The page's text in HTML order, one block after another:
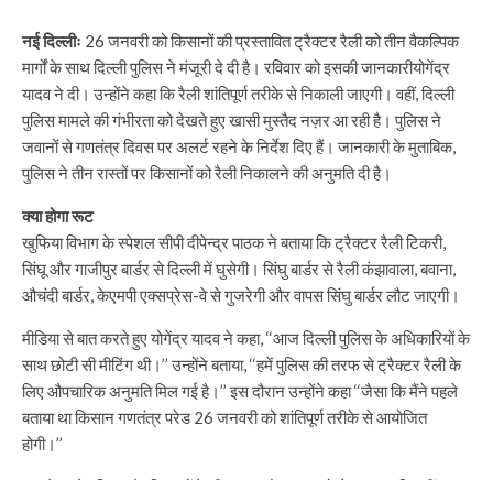
नई दिल्लीः 26 जनवरी को किसानों की प्रस्तावित ट्रैक्टर रैली को तीन वैकल्पिक
मार्गों के साथ दिल्ली पुलिस ने मंजूरी दे दी है। रविवार को इसकी जानकारीयोगेंद्र
यादव ने दी। उन्होंने कहा कि रैली शांतिपूर्ण तरीके से निकाली जाएगी। वहीं, दिल्ली
पुलिस मामले की गंभीरता को देखते हुए खासी मुस्तैद नज़र आ रही है। पुलिस ने
जवानों से गणतंत्र दिवस पर अलर्ट रहने के निर्देश दिए हैं। जानकारी के मुताबिक,
पुलिस ने तीन रास्तों पर किसानों को रैली निकालने की अनुमति दी है।
क्या होगा रूट
खुफिया विभाग के स्पेशल सीपी दीपेन्द्र पाठक ने बताया कि ट्रैक्टर रैली टिकरी,
सिंघू और गाजीपुर बार्डर से दिल्ली में घुसेगी। सिंघु बार्डर से रैली कंझावाला, बवाना,
औचंदी बार्डर, केएमपी एक्सप्रेस-वे से गुजरेगी और वापस सिंघु बार्डर लौट जाएगी।
मीडिया से बात करते हुए योगेंद्र यादव ने कहा, ‘‘आज दिल्ली पुलिस के अधिकारियों के
साथ छोटी सी मीटिंग थी।’’ उन्होंने बताया, ‘‘हमें पुलिस की तरफ से ट्रैक्टर रैली के
लिए औपचारिक अनुमति मिल गई है।’’ इस दौरान उन्होंने कहा ‘‘जैसा कि मैंने पहले
बताया था किसान गणतंत्र परेड 26 जनवरी को शांतिपूर्ण तरीके से आयोजित
होगी।’’